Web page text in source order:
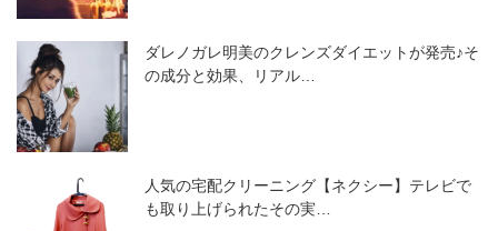
ダレノガレ明美のクレンズダイエットが発売♪そ
の成分と効果、リアル…
人気の宅配クリーニング【ネクシー】テレビで
も取り上げられたその実…